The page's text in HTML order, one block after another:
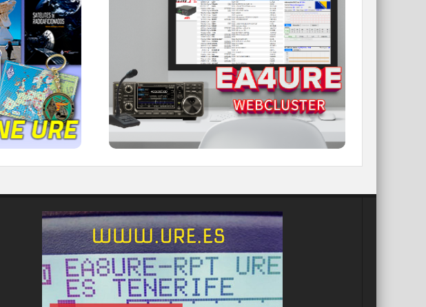
camisetas,
más...
WEBCLUSTER EA4URE
Conoce el nuevo WebCluster de URE,
ahora con nuevos filtros e información y
compatible con GDURE
IR A WEBCLUSTER